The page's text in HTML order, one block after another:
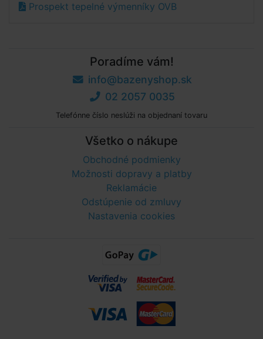
Prospekt tepelné výmenníky OVB
Poradíme vám!
info@bazenyshop.sk
02 2057 0035
Telefónne číslo neslúži na objednaní tovaru
Všetko o nákupe
Obchodné podmienky
Možnosti dopravy a platby
Reklamácie
Odstúpenie od zmluvy
Nastavenia cookies